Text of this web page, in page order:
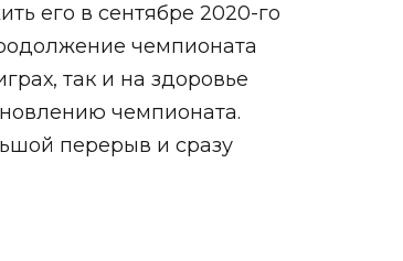
его в сентябре 2020-го
чемпионата
так и на здоровье
чемпионата.
перерыв и сразу